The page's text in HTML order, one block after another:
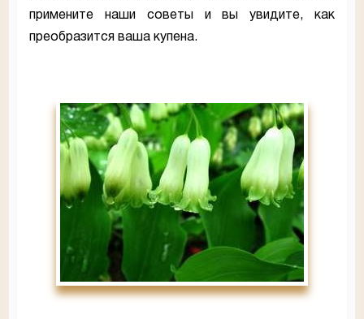
примените наши советы и вы увидите, как
преобразится ваша купена.